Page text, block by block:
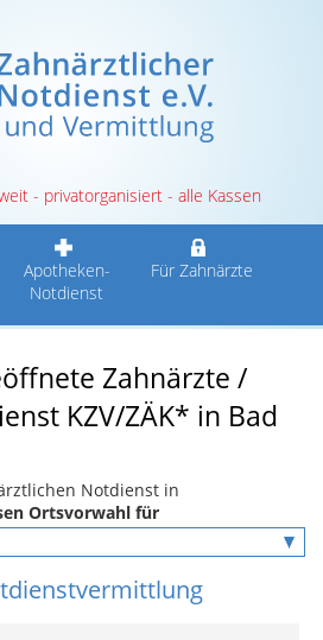
- privatorganisiert - alle Kassen
Apotheken-
Notdienst
Für Zahnärzte
Zahnärzte /
KZV/ZÄK* in Bad
Notdienst in
Ortsvorwahl für